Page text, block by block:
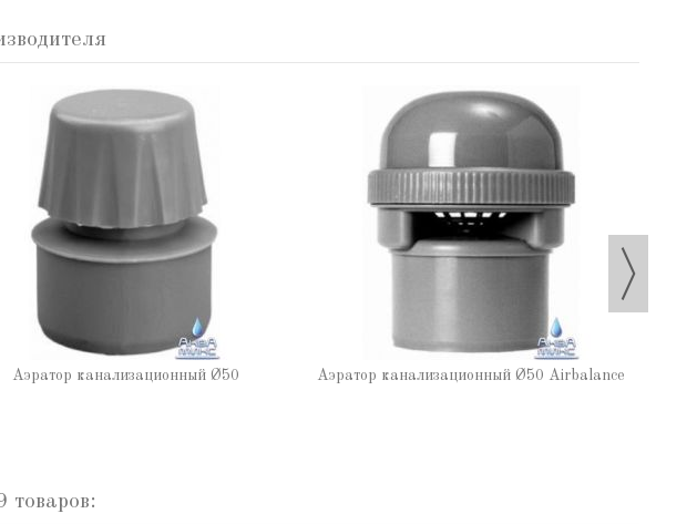
Аэратор канализационный Ø50 Аэратор канализационный Ø50 Airbalance
товаров: